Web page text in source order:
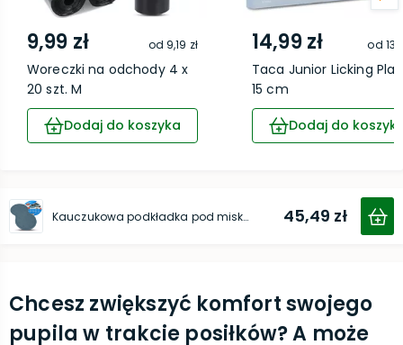
9,99 zł od 9,19 zł
Woreczki na odchody 4 x
20 szt. M
Dodaj do koszyka
14,99 zł od
Taca Junior Licking
15 cm
Dodaj do
Kauczukowa podkładka pod miski 45 × 25 cm 45,49 zł
Chcesz zwiększyć komfort swojego
pupila w trakcie posiłków? A może